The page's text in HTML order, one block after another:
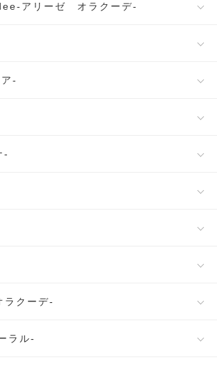
アリーゼ オラクーデ-
-
-
クーデ-
ラル-